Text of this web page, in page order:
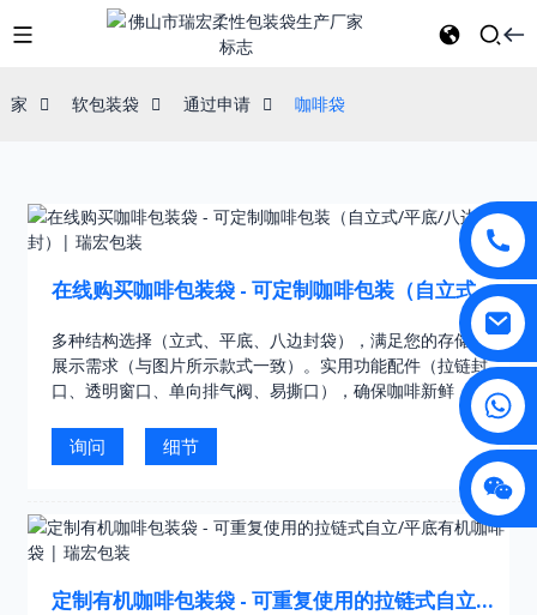
家 软包装袋 通过申请 咖啡袋
在线购买咖啡包装袋 - 可定制咖啡包装（自立式/
多种结构选择（立式、平底、八边封袋），满足您的存储和
展示需求（与图片所示款式一致）。实用功能配件（拉链封
口、透明窗口、单向排气阀、易撕口），确保咖啡新鲜，方
询问 细节
定制有机咖啡包装袋 - 可重复使用的拉链式自立/